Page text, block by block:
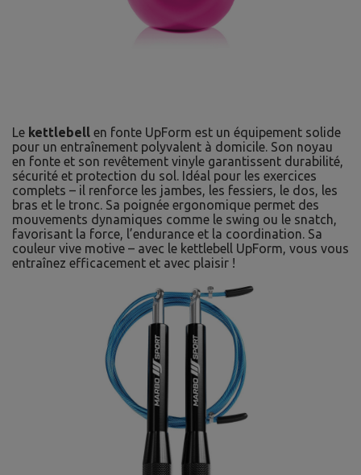
Le kettlebell en fonte UpForm est un équipement solide
pour un entraînement polyvalent à domicile. Son noyau
en fonte et son revêtement vinyle garantissent durabilité,
sécurité et protection du sol. Idéal pour les exercices
complets – il renforce les jambes, les fessiers, le dos, les
bras et le tronc. Sa poignée ergonomique permet des
mouvements dynamiques comme le swing ou le snatch,
favorisant la force, l’endurance et la coordination. Sa
couleur vive motive – avec le kettlebell UpForm, vous vous
entraînez efficacement et avec plaisir !